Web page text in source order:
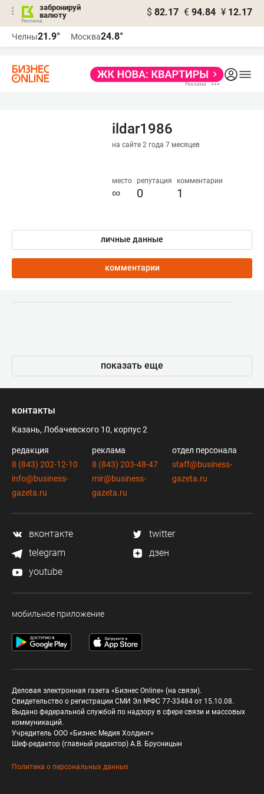
забронируй
валюту
$ 82.17 € 94.84 ¥ 12.17
Челны21.9° Москва24.8°
ildar1986
на сайте 2 года 7 месяцев
место
∞
репутация
0
комментарии
1
личные данные
комментарии
показать еще
контакты
Казань, Лобачевского 10, корпус 2
редакция
8 (843) 202-12-10
info@business-
gazeta.ru
реклама
8 (843) 203-48-47
mir@business-
gazeta.ru
отдел персонала
staff@business-
gazeta.ru
вконтакте
twitter
telegram
дзен
youtube
мобильное приложение
Деловая электронная газета «Бизнес Online» (на связи).
Свидетельство о регистрации СМИ Эл №ФС 77-33484 от 15.10.08.
Выдано федеральной службой по надзору в сфере связи и массовых
коммуникаций.
Учредитель ООО «Бизнес Медия Холдинг»
Шеф-редактор (главный редактор) А.В. Брусницын
Политика о персональных данных